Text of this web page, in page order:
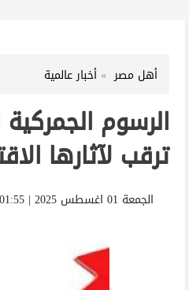
أهل مصر أخبار عالمية
الرسوم
ترقب لآثارها
الجمعة 01 اغسطس 2025 | 01:55 مساءً